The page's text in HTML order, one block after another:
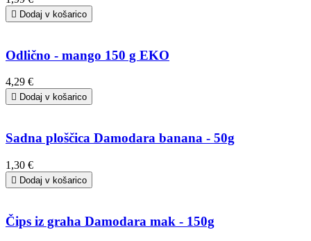
 Dodaj v košarico
Odlično - mango 150 g EKO
4,29 €
 Dodaj v košarico
Sadna ploščica Damodara banana - 50g
1,30 €
 Dodaj v košarico
Čips iz graha Damodara mak - 150g